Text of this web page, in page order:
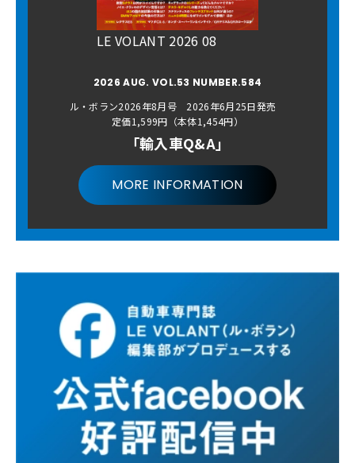
LE VOLANT 2026 08
2026 AUG. VOL.53 NUMBER.584
ル・ボラン2026年8月号 2026年6月25日発売
定価1,599円（本体1,454円）
「輸入車Q&A」
MORE INFORMATION